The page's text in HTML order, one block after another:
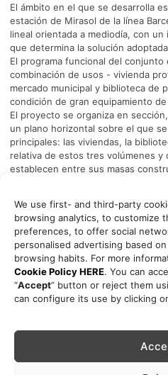
We use first- and third-party
browsing analytics, to customize
preferences, to offer social
personalised advertising based
browsing habits. For more
Cookie Policy HERE. You can
“Accept” button or reject them
can configure its use by clicking
El ámbito en el que se desarrolla
estación de Mirasol de la línea
lineal orientada a mediodía, con
que determina la solución
El programa funcional del
combinación de usos - vivienda
mercado municipal y biblioteca de
condición de gran equipamiento
El proyecto se organiza en
un plano horizontal sobre el que
principales: las viviendas, la
relativa de estos tres volúmenes y
establecen entre sus masas
excepcionales del emplazamiento
del proyecto.
Data
Situation: Vallseca Street, Mirasol,
Floor Area: 55.000m2
Budget: 19.000.000€
Associate Architec: Lupe Álvarez
Team: Mateu Subirà, Elies Rull, Inés